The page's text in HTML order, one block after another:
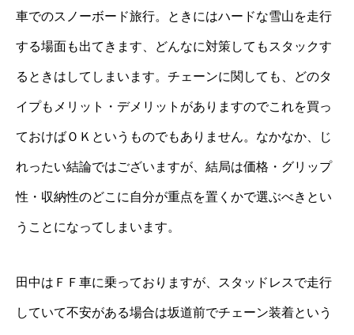
車でのスノーボード旅行。ときにはハードな雪山を走行
する場面も出てきます、どんなに対策してもスタックす
るときはしてしまいます。チェーンに関しても、どのタ
イプもメリット・デメリットがありますのでこれを買っ
ておけばＯＫというものでもありません。なかなか、じ
れったい結論ではございますが、結局は価格・グリップ
性・収納性のどこに自分が重点を置くかで選ぶべきとい
うことになってしまいます。
田中はＦＦ車に乗っておりますが、スタッドレスで走行
していて不安がある場合は坂道前でチェーン装着という